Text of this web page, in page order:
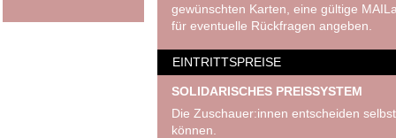
gewünschten Karten, eine gültige
für eventuelle Rückfragen angeben.
EINTRITTSPREISE
SOLIDARISCHES PREISSYSTEM
Die Zuschauer:innen entscheiden
können.